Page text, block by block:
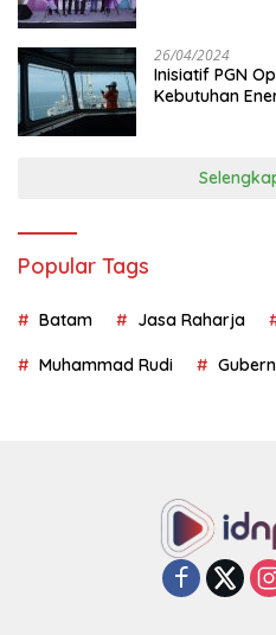
26/04/2024
Inisiatif PGN
Kebutuhan
Popular Tags
Batam Jasa Raharja
Muhammad Rudi